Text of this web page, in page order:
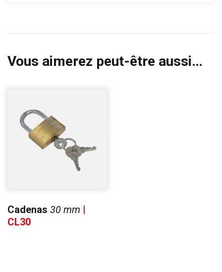
Vous aimerez peut-être aussi…
Cadenas 30 mm |
CL30